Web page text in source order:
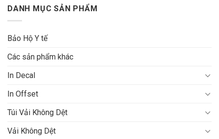
DANH MỤC SẢN PHẨM
Bảo Hộ Y tế
Các sản phẩm khác
In Decal
In Offset
Túi Vải Không Dệt
Vải Không Dệt